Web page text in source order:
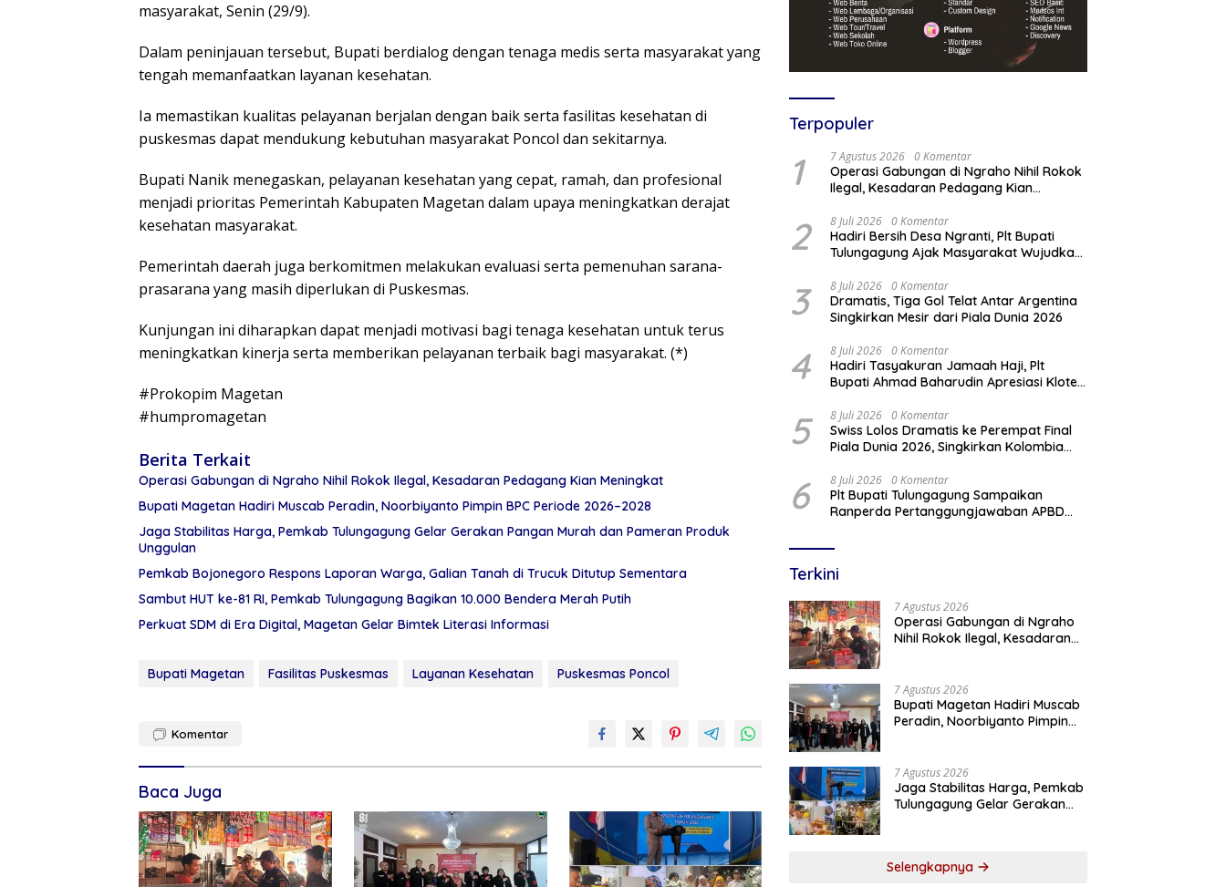
masyarakat, Senin (29/9).
Dalam peninjauan tersebut, Bupati berdialog dengan tenaga medis serta masyarakat yang
tengah memanfaatkan layanan kesehatan.
Ia memastikan kualitas pelayanan berjalan dengan baik serta fasilitas kesehatan di
puskesmas dapat mendukung kebutuhan masyarakat Poncol dan sekitarnya.
Bupati Nanik menegaskan, pelayanan kesehatan yang cepat, ramah, dan profesional
menjadi prioritas Pemerintah Kabupaten Magetan dalam upaya meningkatkan derajat
kesehatan masyarakat.
Pemerintah daerah juga berkomitmen melakukan evaluasi serta pemenuhan sarana-
prasarana yang masih diperlukan di Puskesmas.
Kunjungan ini diharapkan dapat menjadi motivasi bagi tenaga kesehatan untuk terus
meningkatkan kinerja serta memberikan pelayanan terbaik bagi masyarakat. (*)
#Prokopim Magetan
#humpromagetan
Berita Terkait
Operasi Gabungan di Ngraho Nihil Rokok Ilegal, Kesadaran Pedagang Kian Meningkat
Bupati Magetan Hadiri Muscab Peradin, Noorbiyanto Pimpin BPC Periode 2026–2028
Jaga Stabilitas Harga, Pemkab Tulungagung Gelar Gerakan Pangan Murah dan Pameran Produk
Unggulan
Pemkab Bojonegoro Respons Laporan Warga, Galian Tanah di Trucuk Ditutup Sementara
Sambut HUT ke-81 RI, Pemkab Tulungagung Bagikan 10.000 Bendera Merah Putih
Perkuat SDM di Era Digital, Magetan Gelar Bimtek Literasi Informasi
Bupati Magetan Fasilitas Puskesmas Layanan Kesehatan Puskesmas Poncol
Komentar
Baca Juga
Terpopuler
1 7 Agustus 2026 0 Komentar
Operasi Gabungan di Ngraho Nihil Rokok
Ilegal, Kesadaran Pedagang Kian
2 8 Juli 2026 0 Komentar
Hadiri Bersih Desa Ngranti, Plt Bupati
Tulungagung Ajak Masyarakat Wujudkan
3 8 Juli 2026 0 Komentar
Dramatis, Tiga Gol Telat Antar Argentina
Singkirkan Mesir dari Piala Dunia 2026
4 8 Juli 2026 0 Komentar
Hadiri Tasyakuran Jamaah Haji, Plt
Bupati Ahmad Baharudin Apresiasi Kloter
5 8 Juli 2026 0 Komentar
Swiss Lolos Dramatis ke Perempat Final
Piala Dunia 2026, Singkirkan Kolombia
6 8 Juli 2026 0 Komentar
Plt Bupati Tulungagung Sampaikan
Ranperda Pertanggungjawaban APBD
Terkini
7 Agustus 2026
Operasi Gabungan di Ngraho
Nihil Rokok Ilegal, Kesadaran
7 Agustus 2026
Bupati Magetan Hadiri Muscab
Peradin, Noorbiyanto Pimpin
7 Agustus 2026
Jaga Stabilitas Harga, Pemkab
Tulungagung Gelar Gerakan
Selengkapnya